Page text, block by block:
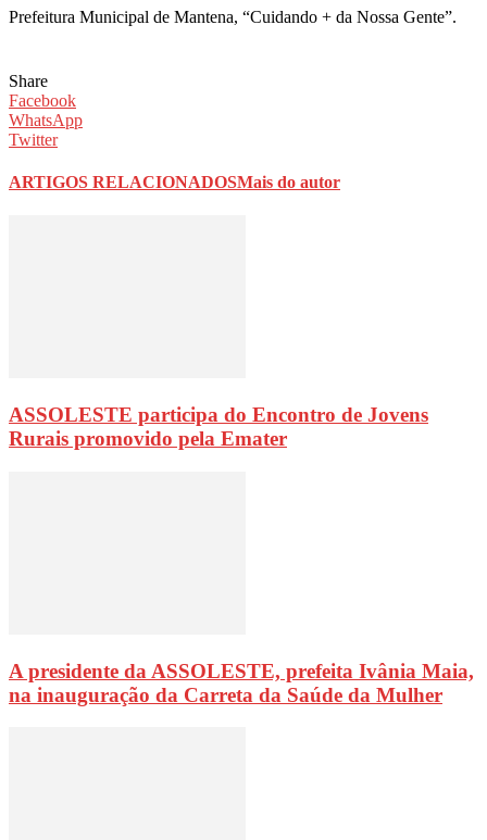
Prefeitura Municipal de Mantena, “Cuidando + da Nossa Gente”.
Share
Facebook
WhatsApp
Twitter
ARTIGOS RELACIONADOSMais do autor
ASSOLESTE participa do Encontro de Jovens
Rurais promovido pela Emater
A presidente da ASSOLESTE, prefeita Ivânia Maia,
na inauguração da Carreta da Saúde da Mulher